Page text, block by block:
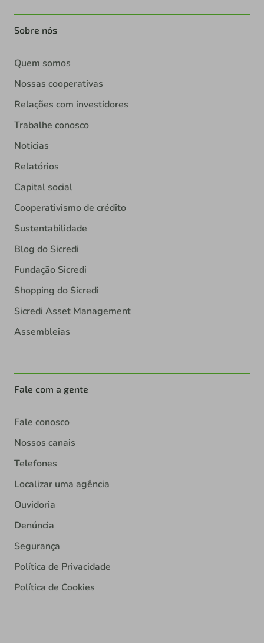
Sobre nós
Quem somos
Nossas cooperativas
Relações com investidores
Trabalhe conosco
Notícias
Relatórios
Capital social
Cooperativismo de crédito
Sustentabilidade
Blog do Sicredi
Fundação Sicredi
Shopping do Sicredi
Sicredi Asset Management
Assembleias
Fale com a gente
Fale conosco
Nossos canais
Telefones
Localizar uma agência
Ouvidoria
Denúncia
Segurança
Política de Privacidade
Política de Cookies